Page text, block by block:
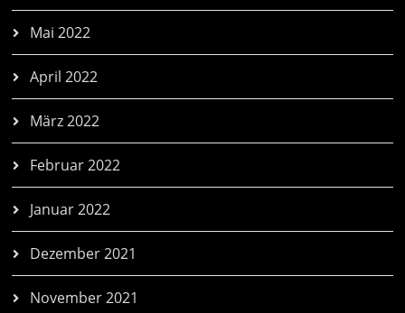
Mai 2022
April 2022
März 2022
Februar 2022
Januar 2022
Dezember 2021
November 2021